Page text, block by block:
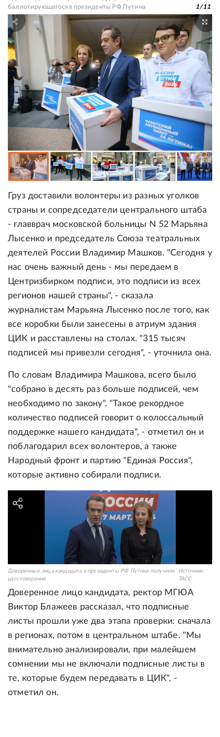
баллотирующегося в президенты РФ Путина
1/11
Груз доставили волонтеры из разных уголков
страны и сопредседатели центрального штаба
- главврач московской больницы N 52 Марьяна
Лысенко и председатель Союза театральных
деятелей России Владимир Машков. "Сегодня у
нас очень важный день - мы передаем в
Центризбирком подписи, это подписи из всех
регионов нашей страны", - сказала
журналистам Марьяна Лысенко после того, как
все коробки были занесены в атриум здания
ЦИК и расставлены на столах. "315 тысяч
подписей мы привезли сегодня", - уточнила она.
По словам Владимира Машкова, всего было
"собрано в десять раз больше подписей, чем
необходимо по закону". "Такое рекордное
количество подписей говорит о колоссальный
поддержке нашего кандидата", - отметил он и
поблагодарил всех волонтеров, а также
Народный фронт и партию "Единая Россия",
которые активно собирали подписи.
Доверенные лица кандидата в президенты РФ Путина получили
удостоверения
Источник:
ТАСС
Доверенное лицо кандидата, ректор МГЮА
Виктор Блажеев рассказал, что подписные
листы прошли уже два этапа проверки: сначала
в регионах, потом в центральном штабе. "Мы
внимательно анализировали, при малейшем
сомнении мы не включали подписные листы в
те, которые будем передавать в ЦИК", -
отметил он.